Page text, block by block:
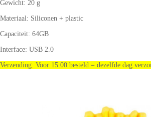
Gewicht: 20 g
Materiaal: Siliconen + plastic
Capaciteit: 64GB
Interface: USB 2.0
Verzending: Voor 15:00 besteld = dezelfde dag